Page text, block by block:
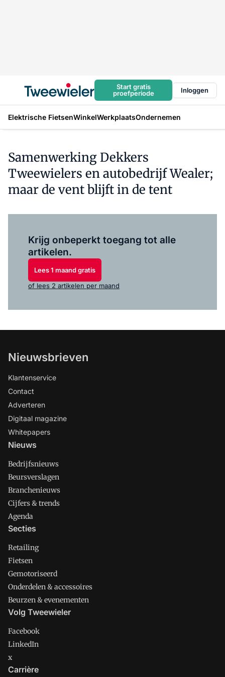
Start gratis
proefperiode
Inloggen
Elektrische FietsenWinkelWerkplaatsOndernemen
Samenwerking Dekkers
Tweewielers en autobedrijf Wealer;
maar de vent blijft in de tent
Krijg onbeperkt toegang tot alle
artikelen.
Lees 1 maand gratis
of lees 2 artikelen per maand
Nieuwsbrieven
Klantenservice
Contact
Adverteren
Digitaal magazine
Whitepapers
Nieuws
Bedrijfsnieuws
Beursverslagen
Branchenieuws
Cijfers & trends
Agenda
Secties
Retailing
Fietsen
Gemotoriseerd
Onderdelen & accessoires
Beurzen & evenementen
Volg Tweewieler
Facebook
LinkedIn
x
Carrière